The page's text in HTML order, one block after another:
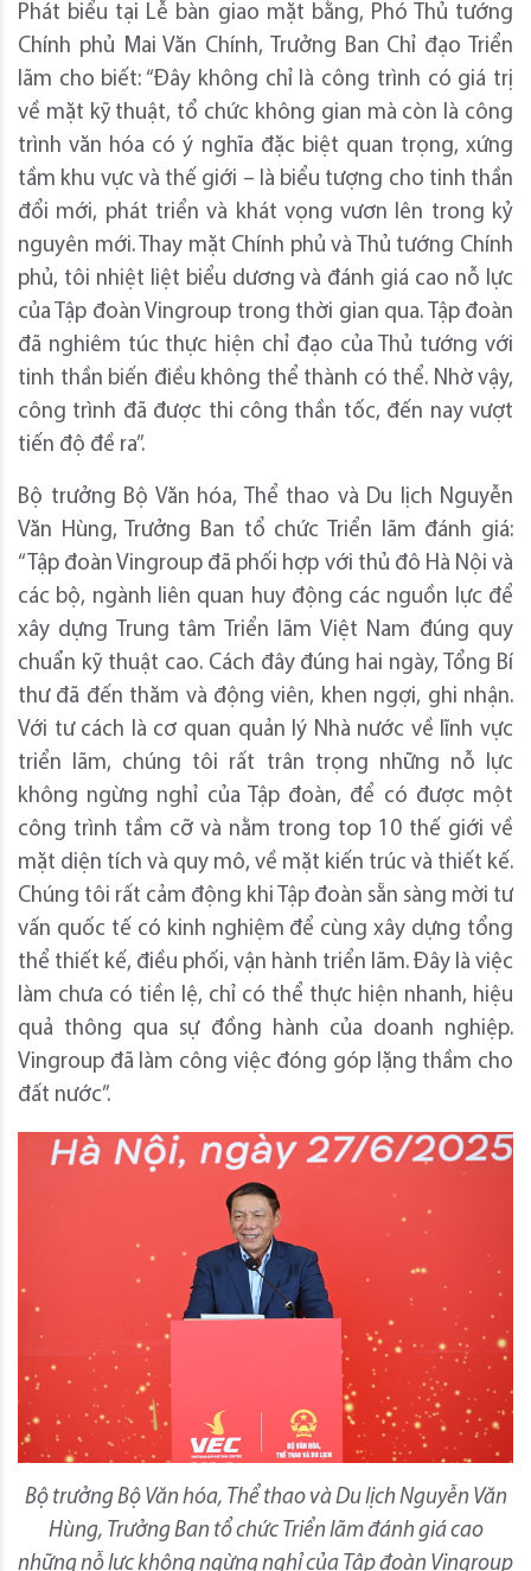
Phát biểu tại Lễ bàn giao mặt bằng, Phó Thủ tướng
Chính phủ Mai Văn Chính, Trưởng Ban Chỉ đạo Triển
lãm cho biết: “Đây không chỉ là công trình có giá trị
về mặt kỹ thuật, tổ chức không gian mà còn là công
trình văn hóa có ý nghĩa đặc biệt quan trọng, xứng
tầm khu vực và thế giới – là biểu tượng cho tinh thần
đổi mới, phát triển và khát vọng vươn lên trong kỷ
nguyên mới. Thay mặt Chính phủ và Thủ tướng Chính
phủ, tôi nhiệt liệt biểu dương và đánh giá cao nỗ lực
của Tập đoàn Vingroup trong thời gian qua. Tập đoàn
đã nghiêm túc thực hiện chỉ đạo của Thủ tướng với
tinh thần biến điều không thể thành có thể. Nhờ vậy,
công trình đã được thi công thần tốc, đến nay vượt
tiến độ đề ra”.
Bộ trưởng Bộ Văn hóa, Thể thao và Du lịch Nguyễn
Văn Hùng, Trưởng Ban tổ chức Triển lãm đánh giá:
“Tập đoàn Vingroup đã phối hợp với thủ đô Hà Nội và
các bộ, ngành liên quan huy động các nguồn lực để
xây dựng Trung tâm Triển lãm Việt Nam đúng quy
chuẩn kỹ thuật cao. Cách đây đúng hai ngày, Tổng Bí
thư đã đến thăm và động viên, khen ngợi, ghi nhận.
Với tư cách là cơ quan quản lý Nhà nước về lĩnh vực
triển lãm, chúng tôi rất trân trọng những nỗ lực
không ngừng nghỉ của Tập đoàn, để có được một
công trình tầm cỡ và nằm trong top 10 thế giới về
mặt diện tích và quy mô, về mặt kiến trúc và thiết kế.
Chúng tôi rất cảm động khi Tập đoàn sẵn sàng mời tư
vấn quốc tế có kinh nghiệm để cùng xây dựng tổng
thể thiết kế, điều phối, vận hành triển lãm. Đây là việc
làm chưa có tiền lệ, chỉ có thể thực hiện nhanh, hiệu
quả thông qua sự đồng hành của doanh nghiệp.
Vingroup đã làm công việc đóng góp lặng thầm cho
đất nước”.
Bộ trưởng Bộ Văn hóa, Thể thao và Du lịch Nguyễn Văn
Hùng, Trưởng Ban tổ chức Triển lãm đánh giá cao
những nỗ lực không ngừng nghỉ của Tập đoàn Vingroup